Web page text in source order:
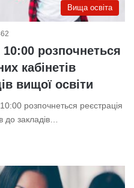
Вища освіта
розпочнеться
кабінетів
вищої освіти
розпочнеться реєстрація
до закладів…